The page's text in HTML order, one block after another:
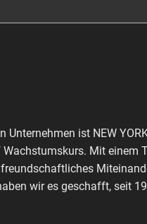
Unternehmen ist NEW
Mit einem
wir es geschafft, seit